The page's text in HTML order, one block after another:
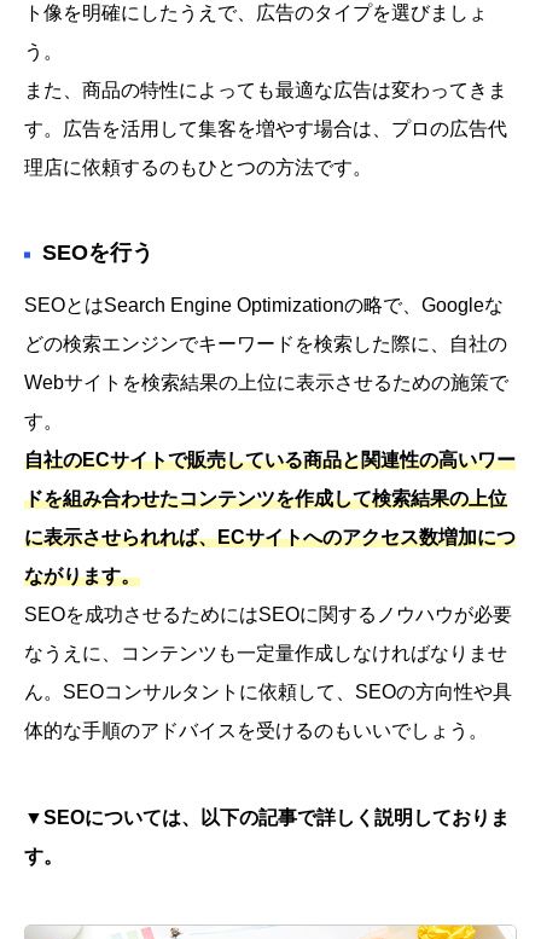
ト像を明確にしたうえで、広告のタイプを選びましょ
う。
また、商品の特性によっても最適な広告は変わってきま
す。広告を活用して集客を増やす場合は、プロの広告代
理店に依頼するのもひとつの方法です。
SEOを行う
SEOとはSearch Engine Optimizationの略で、Googleな
どの検索エンジンでキーワードを検索した際に、自社の
Webサイトを検索結果の上位に表示させるための施策で
す。
自社のECサイトで販売している商品と関連性の高いワー
ドを組み合わせたコンテンツを作成して検索結果の上位
に表示させられれば、ECサイトへのアクセス数増加につ
ながります。
SEOを成功させるためにはSEOに関するノウハウが必要
なうえに、コンテンツも一定量作成しなければなりませ
ん。SEOコンサルタントに依頼して、SEOの方向性や具
体的な手順のアドバイスを受けるのもいいでしょう。
▼SEOについては、以下の記事で詳しく説明しておりま
す。